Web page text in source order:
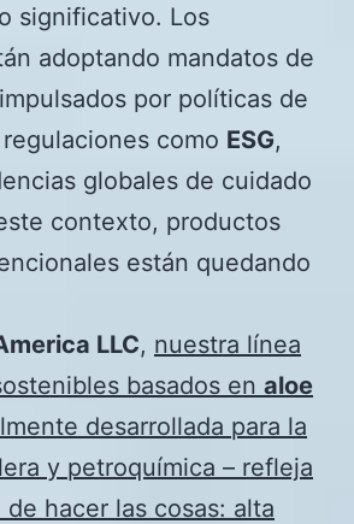
significativo. Los
adoptando mandatos de
por políticas de
como ESG,
globales de cuidado
contexto, productos
están quedando
LLC, nuestra línea
basados en aloe
desarrollada para la
y petroquímica – refleja
hacer las cosas: alta